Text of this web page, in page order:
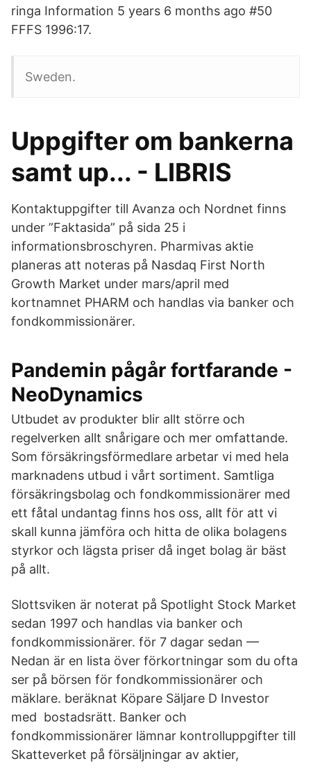
ringa Information 5 years 6 months ago #50
FFFS 1996:17.
Sweden.
Uppgifter om bankerna
samt up... - LIBRIS
Kontaktuppgifter till Avanza och Nordnet finns
under ”Faktasida” på sida 25 i
informationsbroschyren. Pharmivas aktie
planeras att noteras på Nasdaq First North
Growth Market under mars/april med
kortnamnet PHARM och handlas via banker och
fondkommissionärer.
Pandemin pågår fortfarande -
NeoDynamics
Utbudet av produkter blir allt större och
regelverken allt snårigare och mer omfattande.
Som försäkringsförmedlare arbetar vi med hela
marknadens utbud i vårt sortiment. Samtliga
försäkringsbolag och fondkommissionärer med
ett fåtal undantag finns hos oss, allt för att vi
skall kunna jämföra och hitta de olika bolagens
styrkor och lägsta priser då inget bolag är bäst
på allt.
Slottsviken är noterat på Spotlight Stock Market
sedan 1997 och handlas via banker och
fondkommissionärer. för 7 dagar sedan —
Nedan är en lista över förkortningar som du ofta
ser på börsen för fondkommissionärer och
mäklare. beräknat Köpare Säljare D Investor
med bostadsrätt. Banker och
fondkommissionärer lämnar kontrolluppgifter till
Skatteverket på försäljningar av aktier,